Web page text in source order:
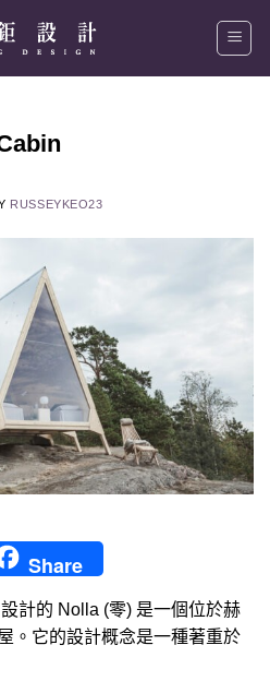
RUSSEYKEO23
Share
計的 Nolla (零) 是一個位於赫
。它的設計概念是一種著重於